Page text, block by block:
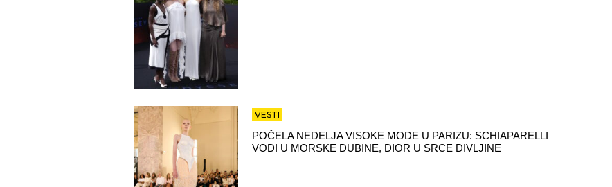
VESTI
POČELA NEDELJA VISOKE MODE U PARIZU: SCHIAPARELLI
VODI U MORSKE DUBINE, DIOR U SRCE DIVLJINE